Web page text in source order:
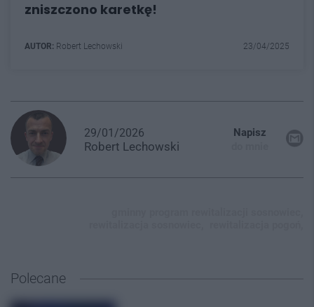
zniszczono karetkę!
AUTOR: Robert Lechowski 23/04/2025
29/01/2026
Robert Lechowski
Napisz
Polecane